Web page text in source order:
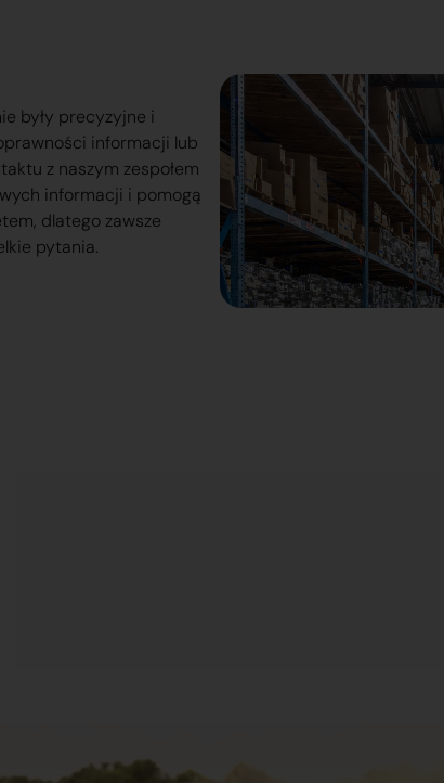
były precyzyjne i
informacji lub
z naszym zespołem
informacji i pomogą
dlatego zawsze
pytania.